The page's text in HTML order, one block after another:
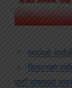
एमालेको
चितवनको
पार्टी घोषणाको